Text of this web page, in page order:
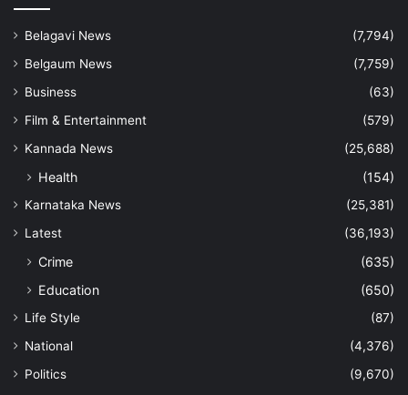
Belagavi News
(7,794)
Belgaum News
(7,759)
Business
(63)
Film & Entertainment
(579)
Kannada News
(25,688)
Health (154)
Karnataka News
(25,381)
Latest
(36,193)
Crime
(635)
Education
(650)
Life Style
(87)
National
(4,376)
Politics
(9,670)